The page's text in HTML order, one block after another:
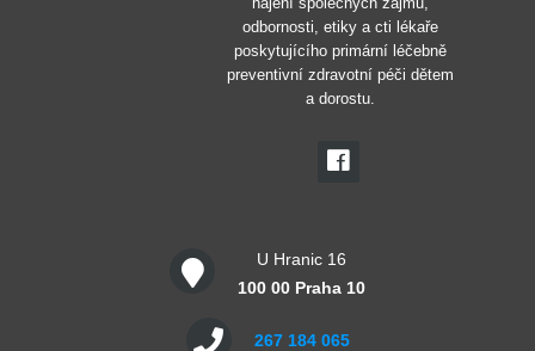
odbornosti, etiky a cti lékaře
poskytujícího primární léčebně
preventivní zdravotní péči dětem
a dorostu.
U Hranic 16
100 00 Praha 10
267 184 065